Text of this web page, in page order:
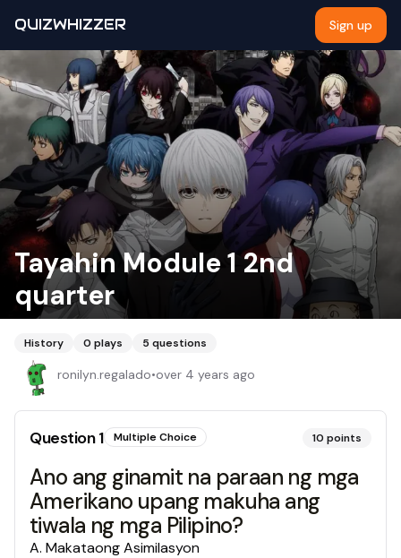
QUIZWHIZZER Sign up
Tayahin Module 1 2nd
quarter
History 0 plays 5 questions
ronilyn.regalado•over 4 years ago
Question1 Multiple Choice 10 points
Ano ang ginamit na paraan ng mga
Amerikano upang makuha ang
tiwala ng mga Pilipino?
A. Makataong Asimilasyon